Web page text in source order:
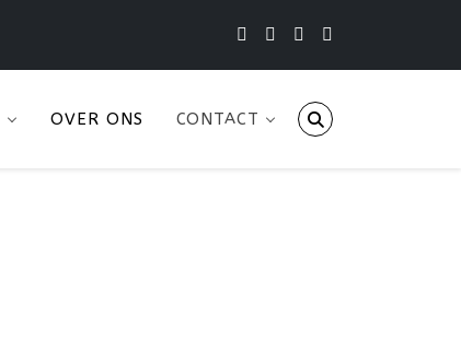
OVER ONS CONTACT